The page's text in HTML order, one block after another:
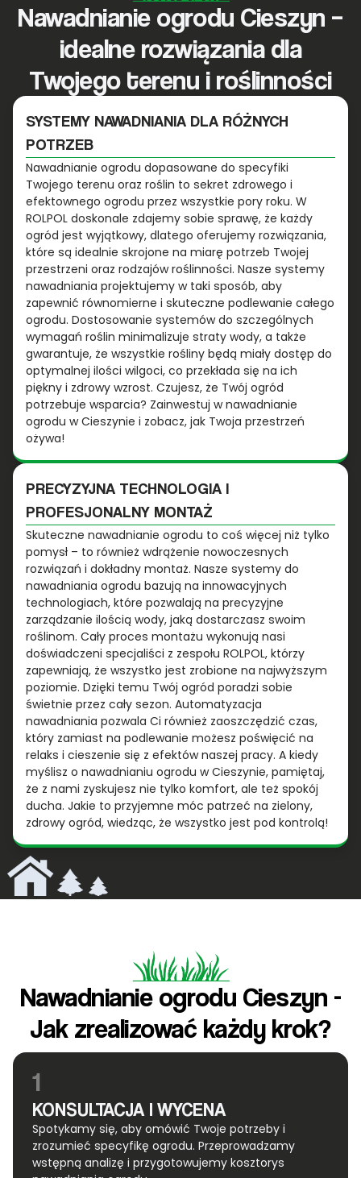
Nawadnianie ogrodu Cieszyn –
idealne rozwiązania dla
Twojego terenu i roślinności
SYSTEMY NAWADNIANIA DLA RÓŻNYCH
POTRZEB
Nawadnianie ogrodu dopasowane do specyfiki
Twojego terenu oraz roślin to sekret zdrowego i
efektownego ogrodu przez wszystkie pory roku. W
ROLPOL doskonale zdajemy sobie sprawę, że każdy
ogród jest wyjątkowy, dlatego oferujemy rozwiązania,
które są idealnie skrojone na miarę potrzeb Twojej
przestrzeni oraz rodzajów roślinności. Nasze systemy
nawadniania projektujemy w taki sposób, aby
zapewnić równomierne i skuteczne podlewanie całego
ogrodu. Dostosowanie systemów do szczególnych
wymagań roślin minimalizuje straty wody, a także
gwarantuje, że wszystkie rośliny będą miały dostęp do
optymalnej ilości wilgoci, co przekłada się na ich
piękny i zdrowy wzrost. Czujesz, że Twój ogród
potrzebuje wsparcia? Zainwestuj w nawadnianie
ogrodu w Cieszynie i zobacz, jak Twoja przestrzeń
ożywa!
PRECYZYJNA TECHNOLOGIA I
PROFESJONALNY MONTAŻ
Skuteczne nawadnianie ogrodu to coś więcej niż tylko
pomysł – to również wdrążenie nowoczesnych
rozwiązań i dokładny montaż. Nasze systemy do
nawadniania ogrodu bazują na innowacyjnych
technologiach, które pozwalają na precyzyjne
zarządzanie ilością wody, jaką dostarczasz swoim
roślinom. Cały proces montażu wykonują nasi
doświadczeni specjaliści z zespołu ROLPOL, którzy
zapewniają, że wszystko jest zrobione na najwyższym
poziomie. Dzięki temu Twój ogród poradzi sobie
świetnie przez cały sezon. Automatyzacja
nawadniania pozwala Ci również zaoszczędzić czas,
który zamiast na podlewanie możesz poświęcić na
relaks i cieszenie się z efektów naszej pracy. A kiedy
myślisz o nawadnianiu ogrodu w Cieszynie, pamiętaj,
że z nami zyskujesz nie tylko komfort, ale też spokój
ducha. Jakie to przyjemne móc patrzeć na zielony,
zdrowy ogród, wiedząc, że wszystko jest pod kontrolą!
Nawadnianie ogrodu Cieszyn -
Jak zrealizować każdy krok?
1
KONSULTACJA I WYCENA
Spotykamy się, aby omówić Twoje potrzeby i
zrozumieć specyfikę ogrodu. Przeprowadzamy
wstępną analizę i przygotowujemy kosztorys